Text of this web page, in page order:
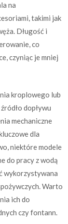
na
takimi jak
Długość i
co
czyniąc je mniej
kroplowego lub
dopływu
mechaniczne
dla
niektóre modele
do pracy z wodą
wykorzystywana
Warto
ich do
czy fontann.